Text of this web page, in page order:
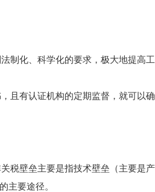
制化、科学化的要求，极大地提高
且有认证机构的定期监督，就可以
壁垒主要是指技术壁垒（主要是
主要途径。